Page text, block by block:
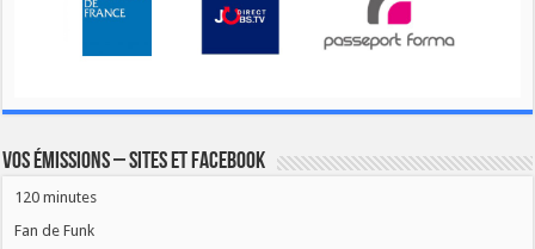
Vos émissions – Sites et Facebook
120 minutes
Fan de Funk